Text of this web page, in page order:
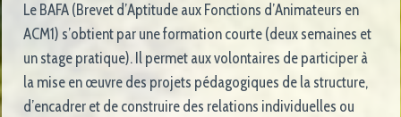
Le BAFA (Brevet d’Aptitude aux Fonctions d’Animateurs en
ACM1) s’obtient par une formation courte (deux semaines et
un stage pratique). Il permet aux volontaires de participer à
la mise en œuvre des projets pédagogiques de la structure,
d’encadrer et de construire des relations individuelles ou